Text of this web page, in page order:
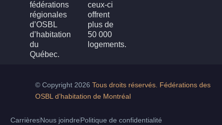
fédérations
régionales
d’OSBL
d’habitation
du
Québec.
ceux-ci
offrent
plus de
50 000
logements.
© Copyright 2026 Tous droits réservés. Fédérations des
OSBL d’habitation de Montréal
Carrières Nous joindre Politique de confidentialité